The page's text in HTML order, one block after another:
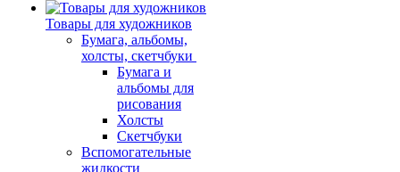
Товары для художников
Бумага, альбомы,
холсты, скетчбуки
Бумага и
альбомы для
рисования
Холсты
Скетчбуки
Вспомогательные
жидкости